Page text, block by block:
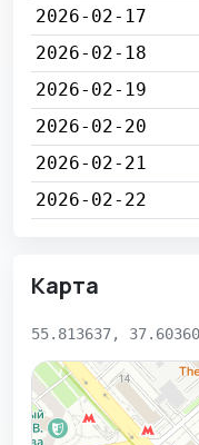
2026-02-17
2026-02-18
2026-02-19
2026-02-20
2026-02-21
2026-02-22
Карта
55.813637,